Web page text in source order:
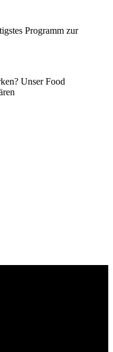
Programm zur
Unser Food